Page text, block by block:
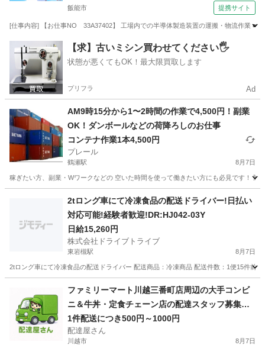
飯能市 提携サイト
[仕事内容] 【お仕事NO 33A37402】 工場内での半導体製造装置の運搬・物流作業 ■
埼玉 飯能市 その他
【求】古いミシン買わせてください🖐️
状態が悪くてもOK！最大限買取します
プリフラ Ad
AM9時15分から1〜2時間の作業で4,500円！副業
OK！ダンボールなどの荷降ろしのお仕事
コンテナ作業1本4,500円
プレール
鶴瀬駅 8月7日
稼ぎたい方、副業・Wワークなどの 空いた時間を使って働きたい方にも必見です！
コンテナ
2tロング車にて冷凍食品の配送ドライバー!日払い
対応可能!経験者歓迎!DR:HJ042-03Y
日給15,260円
株式会社ドライブトライブ
東岩槻駅 8月7日
2tロング車にて冷凍食品の配送ドライバー 配送商品：冷凍商品 配送件数：1便15件
東岩槻駅 ドライバー スーパーマーケット
ファミリーマート川越三番町店周辺の大手コンビ
ニ＆牛丼・定食チェーン店の配達スタッフ募集
中！
1件配送につき500円～1000円
配達屋さん
川越市 8月7日